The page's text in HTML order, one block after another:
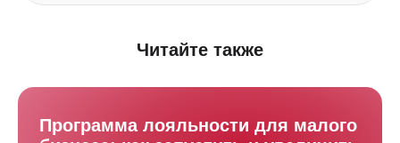
Читайте также
Программа лояльности для малого